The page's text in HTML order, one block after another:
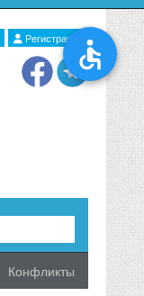
Регистрация
Конфликты